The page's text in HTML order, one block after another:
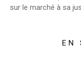
sur le marché à sa
EN